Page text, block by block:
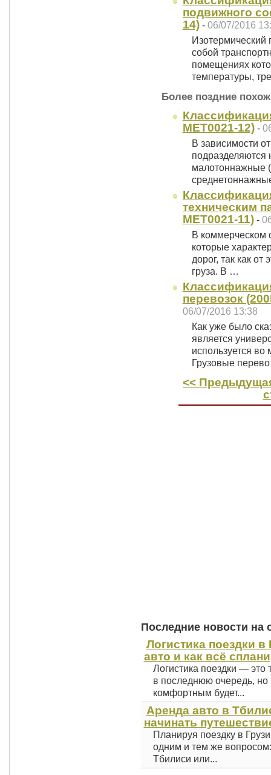
подвижного
14)- 06/07/2016
Изотермический
собой
помещениях
температуры,
Более поздние
MET0021-12)-
В зависимости
малотоннажные
техническим
MET0021-11)-
В коммерческом
которые
дорог, так как от
груза. В …
перевозок
06/07/2016 13:38
Как уже было
является
используется во
Грузовые
<<
Последние новости на
Логистика поездки
авто и как всё
Логистика поездки —
в последнюю очередь, но
комфортным будет...
Аренда авто в
начинать
Планируя поездку в
одним и тем же
Тбилиси или...